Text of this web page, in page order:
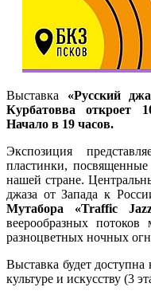
Выставка «Русский
Курбатовва откроет
Начало в 19 часов.
Экспозиция
пластинки,
нашей стране.
джаза от Запада к
Мутабора «Traffic
веерообразных
разноцветных ночных
Выставка будет
культуре и искусству (3